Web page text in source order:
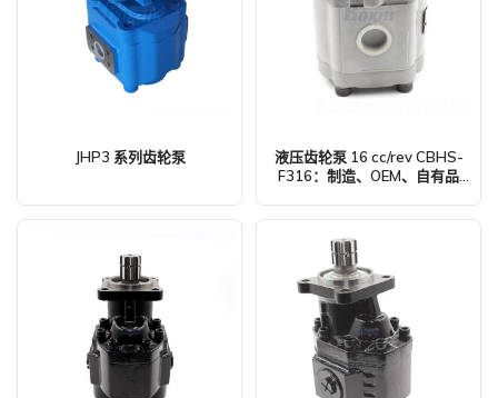
JHP3 系列齿轮泵
液压齿轮泵 16 cc/rev CBHS-
F316：制造、OEM、自有品